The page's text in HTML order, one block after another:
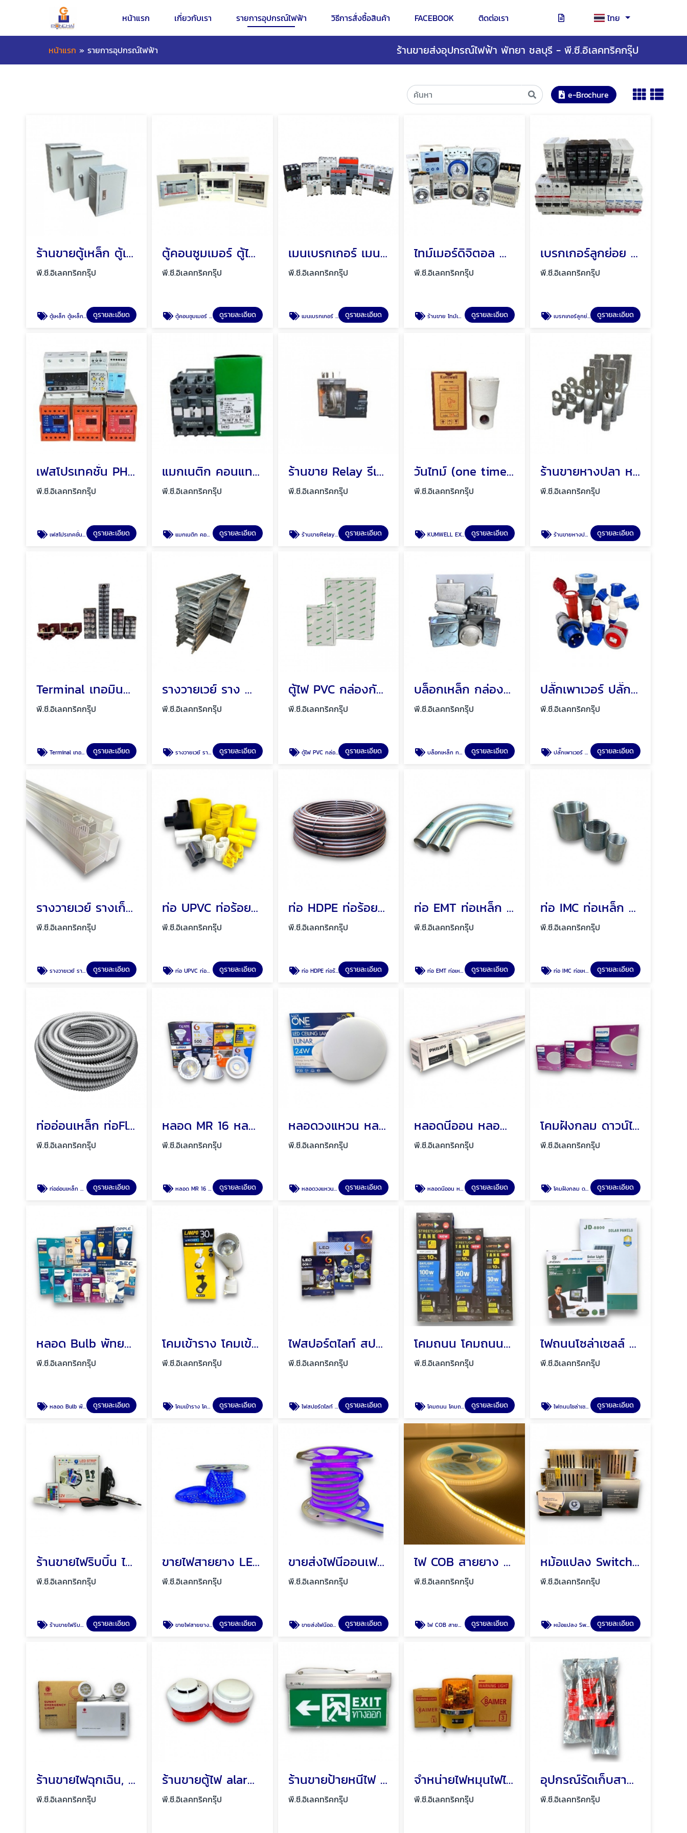
หน้าแรก เกี่ยวกับเรา รายการอุปกรณ์ไฟฟ้า วิธีการสั่งซื้อสินค้า FACEBOOK ติดต่อเรา ไทย
หน้าแรก » รายการอุปกรณ์ไฟฟ้า ร้านขายส่งอุปกรณ์ไฟฟ้า พัทยา ชลบุรี - พี.ซี.อิเลคทริคกรุ๊ป
e-Brochure
ร้านขายตู้เหล็ก ตู้เหล็กกันน้ำ พัทยา ชลบุรี
พี.ซี.อิเลคทริคกรุ๊ป
ตู้เหล็ก ตู้เหล็กกันน้ำ ดูรายละเอียด
ตู้คอนซูมเมอร์ ตู้ไฟ ตู้โหลดเซ็นเตอร์ พัทยา ชลบุรี
พี.ซี.อิเลคทริคกรุ๊ป
ตู้คอนซูมเมอร์ ตู้ไฟ ตู้โหลดเซ็นเตอร์ พัทยา ชลบุรี ดูรายละเอียด
เมนเบรกเกอร์ เมนกันดูด พัทยา ชลบุรี
พี.ซี.อิเลคทริคกรุ๊ป
เมนเบรกเกอร์ เมนกันดูด พัทยา ชลบุรี ดูรายละเอียด
ไทม์เมอร์ดิจิตอล พัทยา ชลบุรี
พี.ซี.อิเลคทริคกรุ๊ป
ร้านขาย ไทม์เมอร์ดิจิตอล พัทยา ชลบุรี ดูรายละเอียด
เบรกเกอร์ลูกย่อย (MBC) พัทยา ชลบุรี
พี.ซี.อิเลคทริคกรุ๊ป
เบรกเกอร์ลูกย่อย (MBC) พัทยา ชลบุรี ดูรายละเอียด
เฟสโปรเทคชั่น PHASE Protection พัทยา ชลบุรี
พี.ซี.อิเลคทริคกรุ๊ป
เฟสโปรเทคชั่น PHASE Protection พัทยา ชลบุรี ดูรายละเอียด
แมกเนติก คอนแทคเตอร์ พัทยา ชลบุรี
พี.ซี.อิเลคทริคกรุ๊ป
แมกเนติก คอนแทคเตอร์ ดูรายละเอียด
ร้านขาย Relay รีเลย์ พัทยา ชลบุรี
พี.ซี.อิเลคทริคกรุ๊ป
ร้านขายRelay รีเลย์ พัทยา ดูรายละเอียด
วันไทม์ (one time) กราวด์ KUMWELL EXCOWELL พัทยา ชลบุรี
พี.ซี.อิเลคทริคกรุ๊ป
KUMWELL EXCOWELL ดูรายละเอียด
ร้านขายหางปลา หางปลายุโรป พัทยา ชลบุรี
พี.ซี.อิเลคทริคกรุ๊ป
ร้านขายหางปลา หางปลายุโรป พัทยา ชลบุรี ดูรายละเอียด
Terminal เทอมินอล เทอมินอลต่อสายไฟ พัทยา ชลบุรี
พี.ซี.อิเลคทริคกรุ๊ป
Terminal เทอมินอล เทอมินอลต่อสายไฟ ดูรายละเอียด
รางวายเวย์ ราง WIREWAY เหล็ก รางเหล็ก พัทยา ชลบุรี
พี.ซี.อิเลคทริคกรุ๊ป
รางวายเวย์ ราง WIREWAY เหล็ก รางเหล็ก พัทยา ชลบุรี ดูรายละเอียด
ตู้ไฟ PVC กล่องกันน้ำ ตู้พลาสติก Mos พัทยา ชลบุรี
พี.ซี.อิเลคทริคกรุ๊ป
ตู้ไฟ PVC กล่องกันน้ำ ตู้พลาสติก Mos พัทยา ชลบุรี ดูรายละเอียด
บล็อกเหล็ก กล่องพักสาย บล็อกเหล็กกันน้ำ พัทยา ชลบุรี
พี.ซี.อิเลคทริคกรุ๊ป
บล็อกเหล็ก กล่องพักสาย บล็อกเหล็กกันน้ำ พัทยา ชลบุรี ดูรายละเอียด
ปลั๊กเพาเวอร์ ปลั๊กโรงงาน ปลั๊กอุตสาหกรรม พัทยา ชลบุรี
พี.ซี.อิเลคทริคกรุ๊ป
ปลั๊กเพาเวอร์ ปลั๊กโรงงาน ปลั๊กอุตสาหกรรม พัทยา ชลบุรี ดูรายละเอียด
รางวายเวย์ รางเก็บสายไฟ ราง PVC พัทยา ชลบุรี
พี.ซี.อิเลคทริคกรุ๊ป
รางวายเวย์ รางเก็บสายไฟ ราง PVC พัทยา ชลบุรี ดูรายละเอียด
ท่อ UPVC ท่อร้อยสายไฟ ท่อขาว ท่อเหลือง พัทยา ชลบุรี
พี.ซี.อิเลคทริคกรุ๊ป
ท่อ UPVC ท่อร้อยสายไฟ ท่อขาว ท่อเหลือง พัทยา ชลบุรี ดูรายละเอียด
ท่อ HDPE ท่อร้อยสายไฟ ท่อฝังดิน พัทยา ชลบุรี
พี.ซี.อิเลคทริคกรุ๊ป
ท่อ HDPE ท่อร้อยสายไฟ ท่อฝังดิน พัทยา ชลบุรี ดูรายละเอียด
ท่อ EMT ท่อเหล็ก ท่อเหล็กร้อยสายไฟ พัทยา ชลบุรี
พี.ซี.อิเลคทริคกรุ๊ป
ท่อ EMT ท่อเหล็ก ท่อเหล็กร้อยสายไฟ ดูรายละเอียด
ท่อ IMC ท่อเหล็ก ท่อเหล็กร้อยสายไฟ พัทยา ชลบุรี
พี.ซี.อิเลคทริคกรุ๊ป
ท่อ IMC ท่อเหล็ก ท่อเหล็กร้อยสายไฟ พัทยา ชลบุรี ดูรายละเอียด
ท่ออ่อนเหล็ก ท่อFlex ท่ออ่อนกันน้ำสีเทา พัทยา ชลบุรี
พี.ซี.อิเลคทริคกรุ๊ป
ท่ออ่อนเหล็ก ท่อFlex ท่ออ่อนกันน้ำสีเทา พัทยา ชลบุรี ดูรายละเอียด
หลอด MR 16 หลอด GU10 โคมฮาโลเจน พัทยา ชลบุรี
พี.ซี.อิเลคทริคกรุ๊ป
หลอด MR 16 หลอด GU 10 โคมฮาโลเจน พัทยา ชลบุรี ดูรายละเอียด
หลอดวงแหวน หลอดนีออนกลม โคมซาลาเปา โคมซาลาเปาลายเพชร พัทยา ชลบุรี
พี.ซี.อิเลคทริคกรุ๊ป
หลอดวงแหวน หลอดนีออนกลม โคมซาลาเปา โคมซาลาเปาลายเพชร ดูรายละเอียด
หลอดนีออน หลอดไฟนีออนแท่งยาว สั้น พัทยา ชลบุรี
พี.ซี.อิเลคทริคกรุ๊ป
หลอดนีออน หลอดไฟนีออนแท่งยาว สั้น พัทยา ชลบุรี ดูรายละเอียด
โคมฝังกลม ดาวน์ไลท์ฝังฝ้า พัทยา ชลบุรี
พี.ซี.อิเลคทริคกรุ๊ป
โคมฝังกลม ดาวน์ไลท์ฝังฝ้า พัทยา ชลบุรี ดูรายละเอียด
หลอด Bulb พัทยา ชลบุรี
พี.ซี.อิเลคทริคกรุ๊ป
หลอด Bulb พัทยา ชลบุรี ดูรายละเอียด
โคมเข้าราง โคมเข้ารางแทร็คไลท์ พัทยา ชลบุรี
พี.ซี.อิเลคทริคกรุ๊ป
โคมเข้าราง โคมเข้ารางแทร็คไลท์ พัทยา ชลบุรี ดูรายละเอียด
ไฟสปอร์ตไลท์ สปอร์ตไลท์ พัทยา ชลบุรี
พี.ซี.อิเลคทริคกรุ๊ป
ไฟสปอร์ตไลท์ สปอร์ตไลท์ ดูรายละเอียด
โคมถนน โคมถนน LED พัทยา ชลบุรี
พี.ซี.อิเลคทริคกรุ๊ป
โคมถนน โคมถนน LED พัทยา ชลบุรี ดูรายละเอียด
ไฟถนนโซล่าเซลล์ พัทยา ชลบุรี
พี.ซี.อิเลคทริคกรุ๊ป
ไฟถนนโซล่าเซลล์ พัทยา ชลบุรี ดูรายละเอียด
ร้านขายไฟริบบิ้น ไฟริบบิ้นเปลือย พัทยา ชลบุรี
พี.ซี.อิเลคทริคกรุ๊ป
ร้านขายไฟริบบิ้น ไฟริบบิ้นเปลือย พัทยา ชลบุรี ดูรายละเอียด
ขายไฟสายยาง LED 220V ไฟ LED เส้น 220V พัทยา ชลบุรี
พี.ซี.อิเลคทริคกรุ๊ป
ขายไฟสายยาง LED 220 V ไฟ LED เส้น 220V พัทยา ดูรายละเอียด
ขายส่งไฟนีออนเฟล็ก สายนีออนเฟล็ก Neon Flex พัทยา ชลบุรี
พี.ซี.อิเลคทริคกรุ๊ป
ขายส่งไฟนีออนเฟล็ก สายนีออนเฟล็ก Neon Flex ดูรายละเอียด
ไฟ COB สายยาง 220V ไฟ COB สายยาง 12V ไฟ COB
พี.ซี.อิเลคทริคกรุ๊ป
ไฟ COB สายยาง 220V ไฟ COB สายยาง 12V ไฟ COB ดูรายละเอียด
หม้อแปลง Switching Power Supply พัทยา ชลบุรี
พี.ซี.อิเลคทริคกรุ๊ป
หม้อแปลง Switching Power Supply พัทยา ชลบุรี ดูรายละเอียด
ร้านขายไฟฉุกเฉิน, Emergency Lights พัทยา ชลบุรี
พี.ซี.อิเลคทริคกรุ๊ป
ร้านขายตู้ไฟ alarm พัทยา ชลบุรี
พี.ซี.อิเลคทริคกรุ๊ป
ร้านขายป้ายหนีไฟ Fire exit พัทยา ชลบุรี
พี.ซี.อิเลคทริคกรุ๊ป
จำหน่ายไฟหมุนไฟไซเรน พัทยา ชลบุรี
พี.ซี.อิเลคทริคกรุ๊ป
อุปกรณ์รัดเก็บสายไฟ Cable tie พัทยา
พี.ซี.อิเลคทริคกรุ๊ป